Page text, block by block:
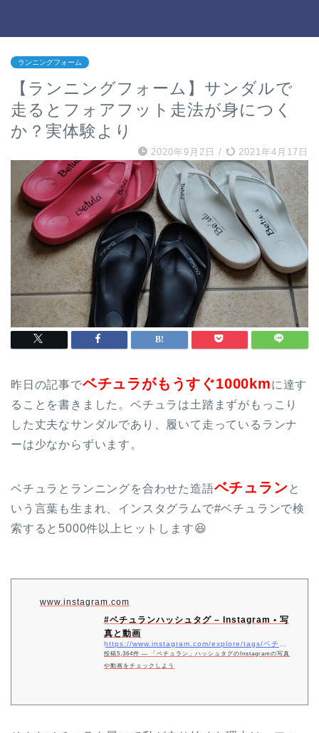
ランニングフォーム
【ランニングフォーム】サンダルで
走るとフォアフット走法が身につく
か？実体験より
2020年9月2日 / 2021年4月17日
昨日の記事でベチュラがもうすぐ1000kmに達す
ることを書きました。ベチュラは土踏まずがもっこり
した丈夫なサンダルであり、履いて走っているランナ
ーは少なからずいます。
ベチュラとランニングを合わせた造語ベチュラン と
いう言葉も生まれ、インスタグラムで#ベチュランで検
索すると5000件以上ヒットします😆
www.instagram.com
#ベチュランハッシュタグ – Instagram • 写
真と動画
投稿5,364件 ― 「ベチュラン」ハッシュタグのInstagramの写真
や動画をチェックしよう